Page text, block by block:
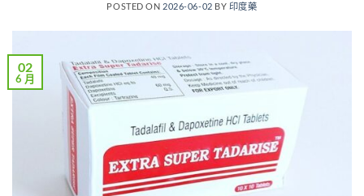
POSTED ON 2026-06-02 BY 印度藥
02
6 月